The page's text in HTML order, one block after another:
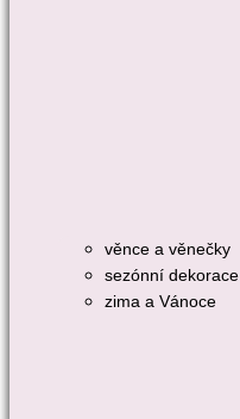
věnce a věnečky
sezónní dekorace
zima a Vánoce